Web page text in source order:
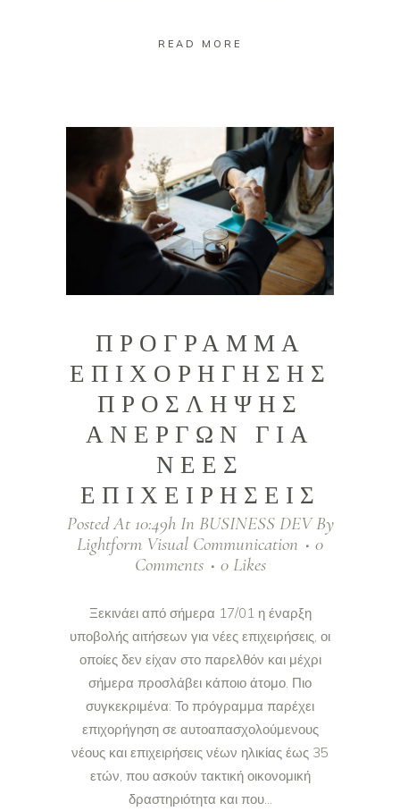
READ MORE
ΠΡΟΓΡΑΜΜΑ
ΕΠΙΧΟΡΗΓΗΣΗΣ
ΠΡΟΣΛΗΨΗΣ
ΑΝΕΡΓΩΝ ΓΙΑ
ΝΕΕΣ
ΕΠΙΧΕΙΡΗΣΕΙΣ
Posted At 10:49hIn BUSINESS DEV By
Lightform Visual Communication
0
Comments
0 Likes
Ξεκινάει από σήμερα 17/01 η έναρξη
υποβολής αιτήσεων για νέες επιχειρήσεις, οι
οποίες δεν είχαν στο παρελθόν και μέχρι
σήμερα προσλάβει κάποιο άτομο. Πιο
συγκεκριμένα: Το πρόγραμμα παρέχει
επιχορήγηση σε αυτοαπασχολούμενους
νέους και επιχειρήσεις νέων ηλικίας έως 35
ετών, που ασκούν τακτική οικονομική
δραστηριότητα και που...